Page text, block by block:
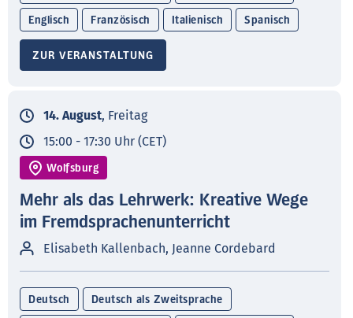
Englisch Französisch Italienisch Spanisch
ZUR VERANSTALTUNG
14. August, Freitag
15:00 - 17:30 Uhr (CET)
Wolfsburg
Mehr als das Lehrwerk: Kreative Wege
im Fremdsprachenunterricht
Elisabeth Kallenbach, Jeanne Cordebard
Deutsch Deutsch als Zweitsprache